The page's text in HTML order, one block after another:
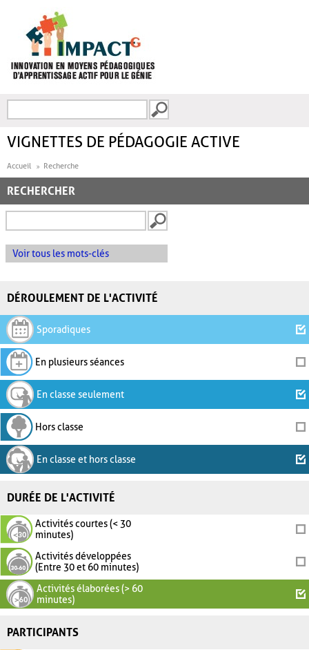
FORMULAIRE DE
VIGNETTES DE PÉDAGOGIE ACTIVE
Accueil Recherche
RECHERCHER
Voir tous les mots-clés
DÉROULEMENT DE L'ACTIVITÉ
Sporadiques
En plusieurs séances
En classe seulement
Hors classe
En classe et hors classe
DURÉE DE L'ACTIVITÉ
Activités courtes (< 30
minutes)
Activités développées
(Entre 30 et 60 minutes)
Activités élaborées (> 60
minutes)
PARTICIPANTS